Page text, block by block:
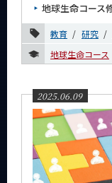
地球生命コース
教育 研究
地球生命コース
2025.06.09
News 一覧
カテゴリ別
課程別
月別
2026年
2025年
12月